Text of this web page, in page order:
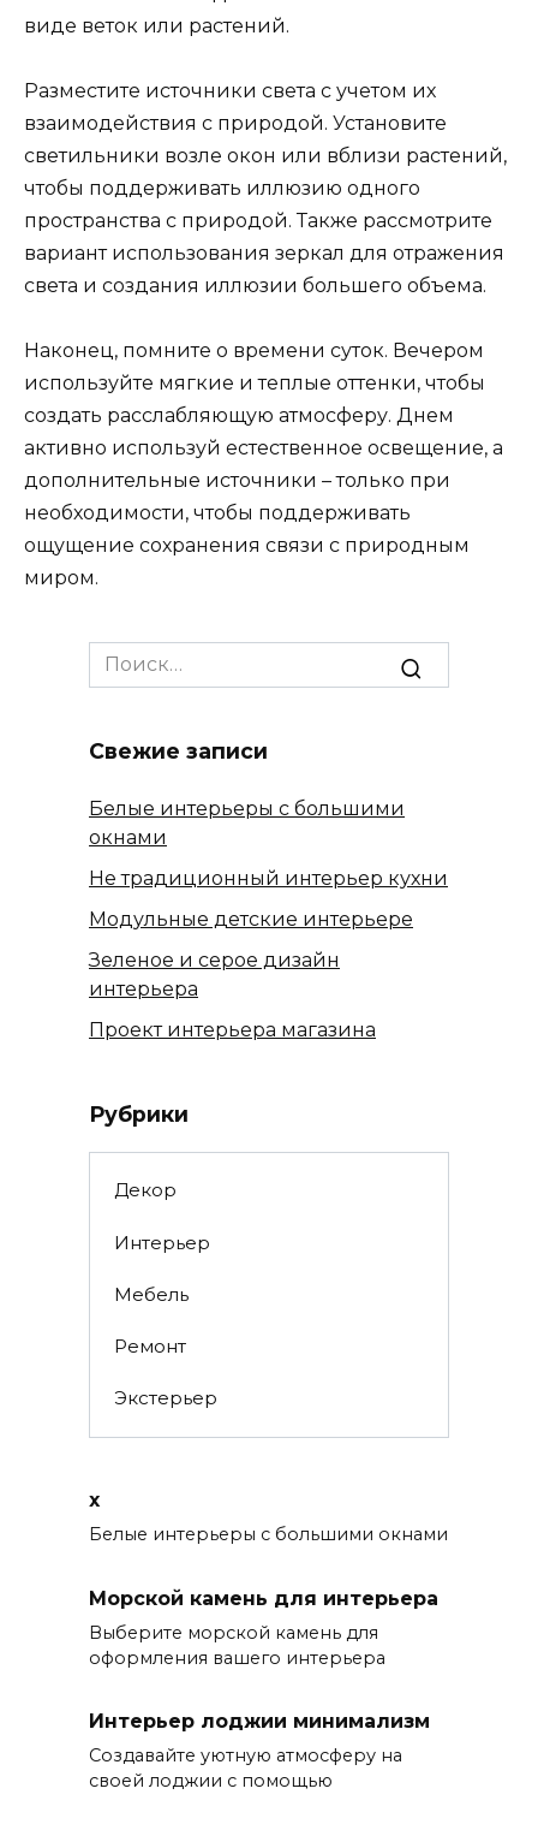
виде веток или растений.
Разместите источники света с учетом их
взаимодействия с природой. Установите
светильники возле окон или вблизи растений,
чтобы поддерживать иллюзию одного
пространства с природой. Также рассмотрите
вариант использования зеркал для отражения
света и создания иллюзии большего объема.
Наконец, помните о времени суток. Вечером
используйте мягкие и теплые оттенки, чтобы
создать расслабляющую атмосферу. Днем
активно используй естественное освещение, а
дополнительные источники – только при
необходимости, чтобы поддерживать
ощущение сохранения связи с природным
миром.
Search
for:
Свежие записи
Белые интерьеры с большими
окнами
Не традиционный интерьер кухни
Модульные детские интерьере
Зеленое и серое дизайн
интерьера
Проект интерьера магазина
Рубрики
Декор
Интерьер
Мебель
Ремонт
Экстерьер
x
Белые интерьеры с большими окнами
Морской камень для интерьера
Выберите морской камень для
оформления вашего интерьера
Интерьер лоджии минимализм
Создавайте уютную атмосферу на
своей лоджии с помощью